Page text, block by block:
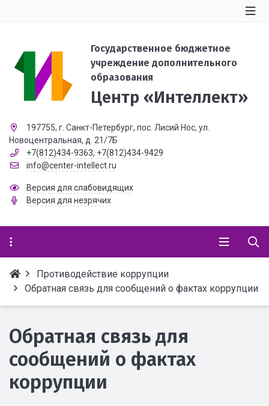
Государственное бюджетное
учреждение дополнительного
образования
Центр «Интеллект»
197755, г. Санкт-Петербург, пос. Лисий Нос, ул.
Новоцентральная, д. 21/7Б
+7(812)434-9363, +7(812)434-9429
info@center-intellect.ru
Версия для слабовидящих
Версия для незрячих
Противодействие коррупции
Обратная связь для сообщений о фактах коррупции
Обратная связь для
сообщений о фактах
коррупции